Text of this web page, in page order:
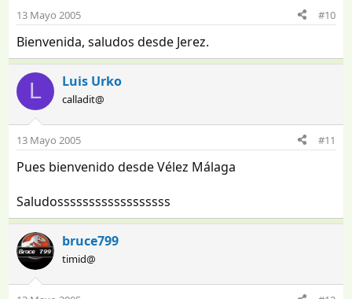
13 Mayo 2005 #10
Bienvenida, saludos desde Jerez.
L Luis Urko
calladit@
13 Mayo 2005 #11
Pues bienvenido desde Vélez Málaga
Saludossssssssssssssssss
bruce799
timid@